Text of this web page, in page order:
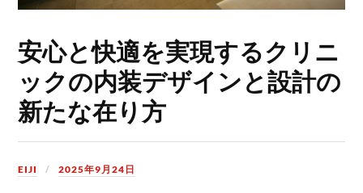
安心と快適を実現するクリニ
ックの内装デザインと設計の
新たな在り方
EIJI 2025年9月24日